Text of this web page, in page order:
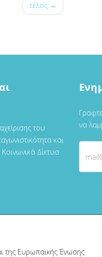
τέλος →
του
και
Δίκτυα
να
της Ευρωπαϊκής Ένωσης